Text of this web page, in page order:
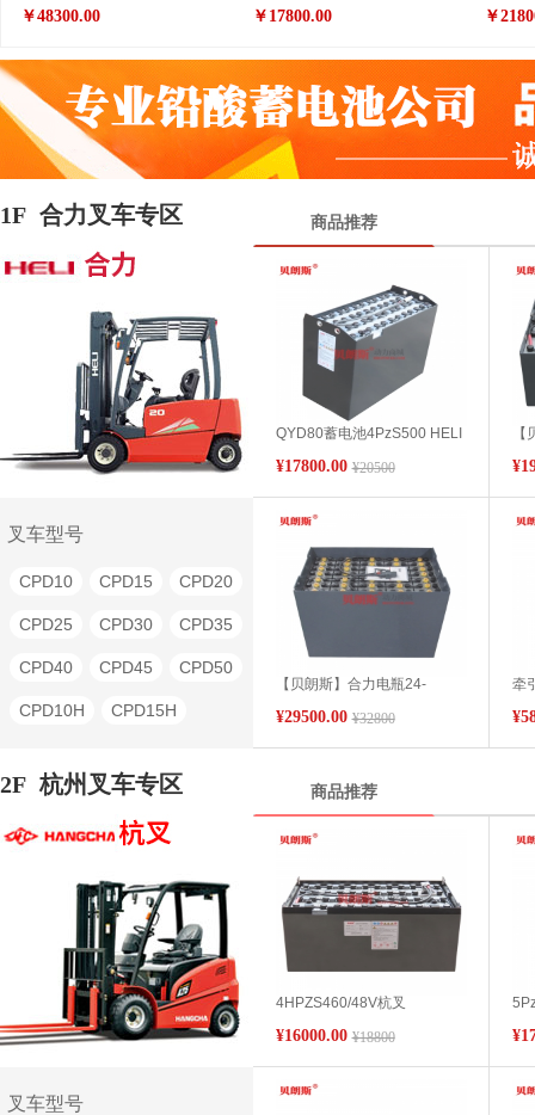
01专用叉车电瓶80V840Ah
￥48300.00
蓄电池组48V500Ah
￥17800.00
工业铅
￥
1F 合力叉车专区
叉车型号
CPD10 CPD15 CPD20
CPD25 CPD30 CPD35
CPD40 CPD45 CPD50
CPD10H CPD15H
CPD25H CPD30H
CPD35H CQD15
CQD20
QYD100
QYD20S QYD30S
QYD40S QYD45S
QYD150
商品推荐
QYD80蓄电池4PzS500 HELI
蓄电池组48V500Ah
¥17800.00 ¥20500
池
【贝朗斯】合力电瓶24-
HB7L冷库叉车蓄电池
¥29500.00 ¥32800
牵
电
2F 杭州叉车专区
叉车型号
商品推荐
4HPZS460/48V杭叉
杭州叉车1.8吨仓储平衡重蓄
¥16000.00 ¥18800
杭